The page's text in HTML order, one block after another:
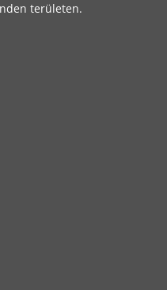
területen.